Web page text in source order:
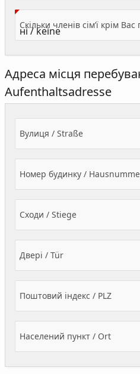
Адреса місця
Aufenthaltsadresse
Вулиця / Straße
Номер будинку /
Сходи / Stiege
Двері / Tür
Поштовий індекс / PLZ
Населений пункт / Ort